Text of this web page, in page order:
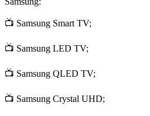
📺 Samsung Smart TV;
📺 Samsung LED TV;
📺 Samsung QLED TV;
📺 Samsung Crystal UHD;